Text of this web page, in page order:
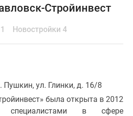
Стройинвест
Новостройки 4
Пушкин, ул. Глинки, д. 16/8
была открыта в 2012
специалистами в сфере